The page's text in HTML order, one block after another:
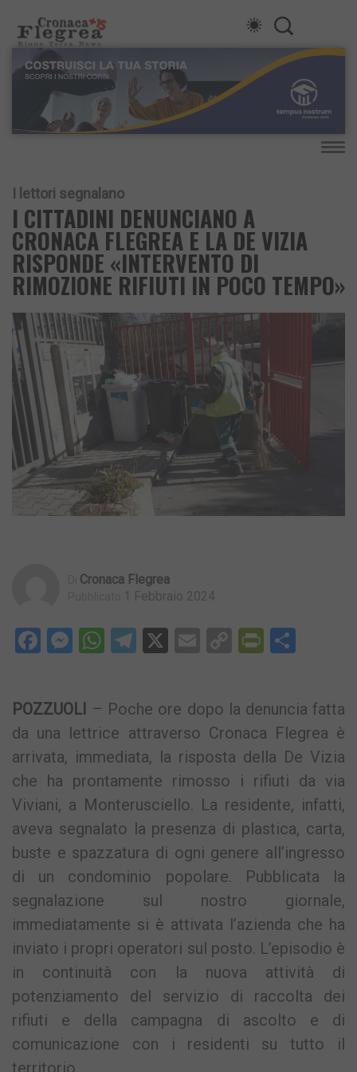
I lettori segnalano
I CITTADINI DENUNCIANO A
CRONACA FLEGREA E LA DE VIZIA
RISPONDE «INTERVENTO DI
RIMOZIONE RIFIUTI IN POCO TEMPO»
Cronaca Flegrea
1 Febbraio 2024
Facebook
Messenger
WhatsApp
Telegram
X EmailCopy
POZZUOLI – Poche ore dopo la denuncia fatta
da una lettrice attraverso Cronaca Flegrea è
arrivata, immediata, la risposta della De Vizia
che ha prontamente rimosso i rifiuti da via
Viviani, a Monterusciello. La residente, infatti,
aveva segnalato la presenza di plastica, carta,
buste e spazzatura di ogni genere all’ingresso
di un condominio popolare. Pubblicata la
segnalazione sul nostro giornale,
immediatamente si è attivata l’azienda che ha
inviato i propri operatori sul posto. L’episodio è
in continuità con la nuova attività di
potenziamento del servizio di raccolta dei
rifiuti e della campagna di ascolto e di
comunicazione con i residenti su tutto il